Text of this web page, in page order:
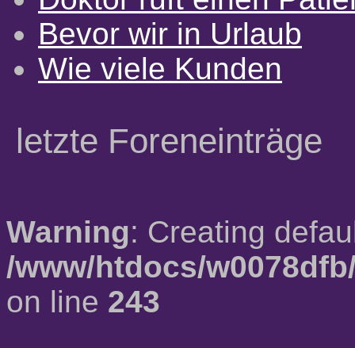
Bevor wir in Urlaub
Wie viele Kunden
letzte Foreneinträge
Warning: Creating
/www/htdocs/
on line 243